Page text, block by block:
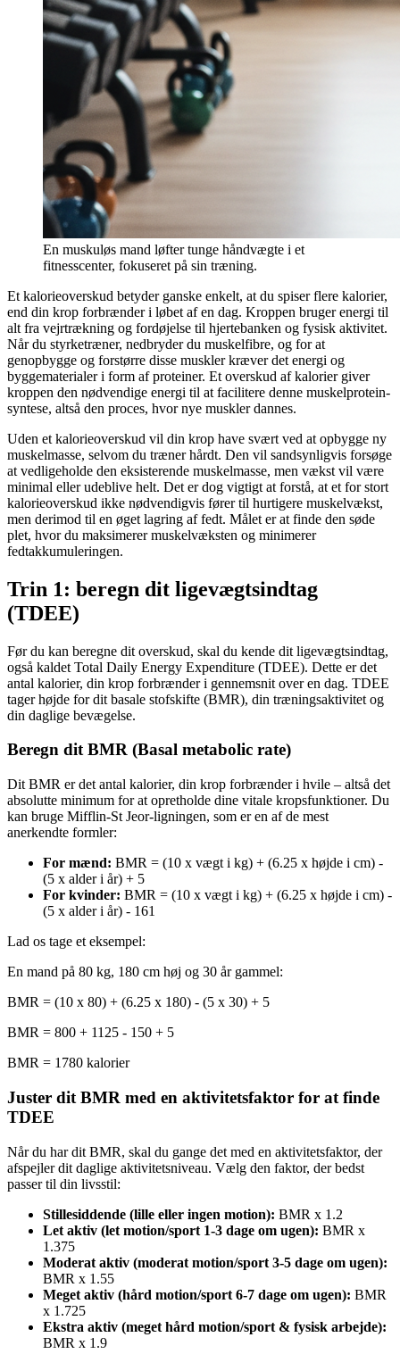
En muskuløs mand løfter tunge håndvægte i et
fitnesscenter, fokuseret på sin træning.
Et kalorieoverskud betyder ganske enkelt, at du spiser flere kalorier,
end din krop forbrænder i løbet af en dag. Kroppen bruger energi til
alt fra vejrtrækning og fordøjelse til hjertebanken og fysisk aktivitet.
Når du styrketræner, nedbryder du muskelfibre, og for at
genopbygge og forstørre disse muskler kræver det energi og
byggematerialer i form af proteiner. Et overskud af kalorier giver
kroppen den nødvendige energi til at facilitere denne muskelprotein-
syntese, altså den proces, hvor nye muskler dannes.
Uden et kalorieoverskud vil din krop have svært ved at opbygge ny
muskelmasse, selvom du træner hårdt. Den vil sandsynligvis forsøge
at vedligeholde den eksisterende muskelmasse, men vækst vil være
minimal eller udeblive helt. Det er dog vigtigt at forstå, at et for stort
kalorieoverskud ikke nødvendigvis fører til hurtigere muskelvækst,
men derimod til en øget lagring af fedt. Målet er at finde den søde
plet, hvor du maksimerer muskelvæksten og minimerer
fedtakkumuleringen.
Trin 1: beregn dit ligevægtsindtag
(TDEE)
Før du kan beregne dit overskud, skal du kende dit ligevægtsindtag,
også kaldet Total Daily Energy Expenditure (TDEE). Dette er det
antal kalorier, din krop forbrænder i gennemsnit over en dag. TDEE
tager højde for dit basale stofskifte (BMR), din træningsaktivitet og
din daglige bevægelse.
Beregn dit BMR (Basal metabolic rate)
Dit BMR er det antal kalorier, din krop forbrænder i hvile – altså det
absolutte minimum for at opretholde dine vitale kropsfunktioner. Du
kan bruge Mifflin-St Jeor-ligningen, som er en af de mest
anerkendte formler:
For mænd: BMR = (10 x vægt i kg) + (6.25 x højde i cm) -
(5 x alder i år) + 5
For kvinder: BMR = (10 x vægt i kg) + (6.25 x højde i cm) -
(5 x alder i år) - 161
Lad os tage et eksempel:
En mand på 80 kg, 180 cm høj og 30 år gammel:
BMR = (10 x 80) + (6.25 x 180) - (5 x 30) + 5
BMR = 800 + 1125 - 150 + 5
BMR = 1780 kalorier
Juster dit BMR med en aktivitetsfaktor for at finde
TDEE
Når du har dit BMR, skal du gange det med en aktivitetsfaktor, der
afspejler dit daglige aktivitetsniveau. Vælg den faktor, der bedst
passer til din livsstil:
Stillesiddende (lille eller ingen motion): BMR x 1.2
Let aktiv (let motion/sport 1-3 dage om ugen): BMR x
1.375
Moderat aktiv (moderat motion/sport 3-5 dage om ugen):
BMR x 1.55
Meget aktiv (hård motion/sport 6-7 dage om ugen): BMR
x 1.725
Ekstra aktiv (meget hård motion/sport & fysisk arbejde):
BMR x 1.9